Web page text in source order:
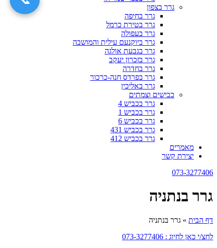
גרר בצפון
גרר בחיפה
גרר בטירת כרמל
גרר בעפולה
גרר ביוקנעם עילית והמושבה
גרר בגבעת אולגה
גרר בזכרון יעקב
גרר בחדרה
גרר בפרדס חנה-כרכור
גרר באליכין
כבישים וצמתים
גרר בכביש 4
גרר בכביש 1
גרר בכביש 6
גרר בכביש 431
גרר בכביש 412
מאמרים
יצירת קשר
073-3277406
גרר בנתניה
דף הבית » גרר בנתניה
לחצ/י כאן לחיוג : 073-3277406